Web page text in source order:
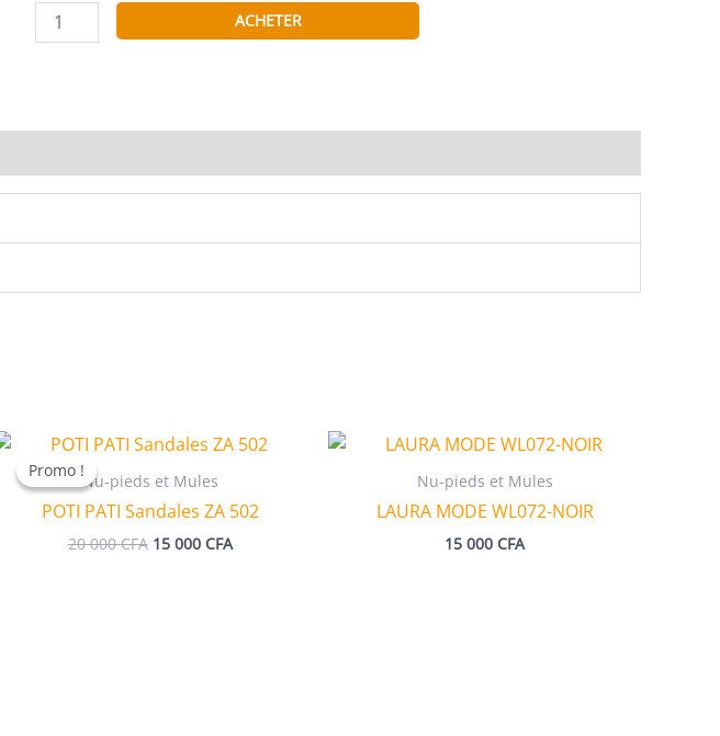
quantité
de
ACHETER
Promo !
Promo !
Nu-pieds et Mules
POTI PATI Sandales ZA 502
20 000CFA Le
15 000 CFALe
Nu-pieds et Mules
LAURA MODE WL072-NOIR
15 000 CFA